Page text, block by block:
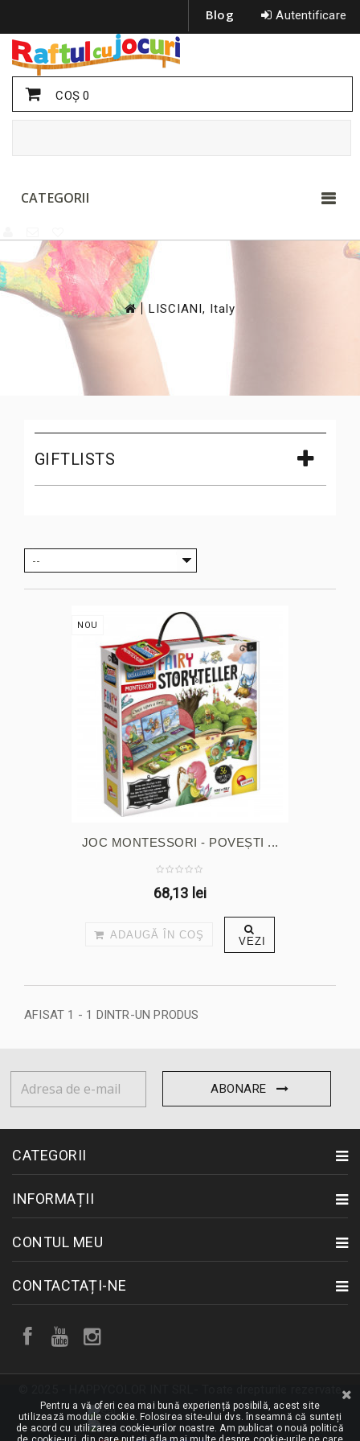
Autentificare
Blog
COŞ0
CATEGORII
>
LISCIANI, Italy
GIFTLISTS
--
NOU
JOC MONTESSORI - POVEȘTI ...
68,13 lei
ADAUGĂ ÎN COŞ VEZI
AFISAT 1 - 1 DINTR-UN PRODUS
ABONARE
CATEGORII
INFORMAȚII
CONTUL MEU
CONTACTAȚI-NE
Pentru a vă oferi cea mai bună experiență posibilă, acest site
utilizează module cookie. Folosirea site-ului dvs. înseamnă că sunteți
de acord cu utilizarea cookie-urilor noastre. Am publicat o nouă politică